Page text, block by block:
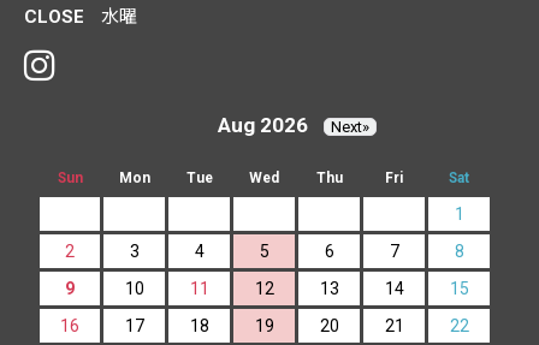
CLOSE
水曜
Aug 2026 Next»
Sun Mon Tue Wed Thu Fri Sat
1
2
3 4 5 6 7
8
9
10 11 12 13 14
15
16
17 18 19 20 21
22